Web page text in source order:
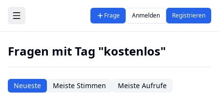
Zum Hauptinhalt springen
Frage Anmelden Registrieren
Fragen mit Tag "kostenlos"
Neueste Meiste Stimmen Meiste Aufrufe